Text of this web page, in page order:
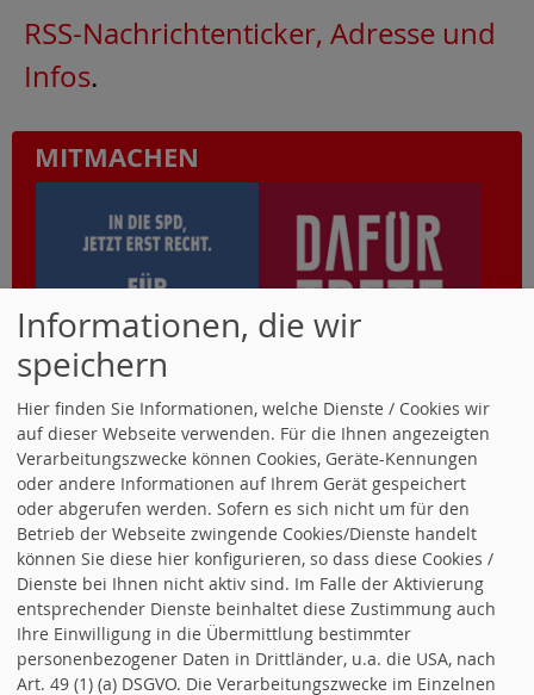
RSS-Nachrichtenticker, Adresse und
Infos.
MITMACHEN
SUCHEN
WIR IM KREIS
Informationen, die wir
speichern
Hier finden Sie Informationen, welche Dienste / Cookies wir
auf dieser Webseite verwenden. Für die Ihnen angezeigten
Verarbeitungszwecke können Cookies, Geräte-Kennungen
oder andere Informationen auf Ihrem Gerät gespeichert
oder abgerufen werden. Sofern es sich nicht um für den
Betrieb der Webseite zwingende Cookies/Dienste handelt
können Sie diese hier konfigurieren, so dass diese Cookies /
Dienste bei Ihnen nicht aktiv sind. Im Falle der Aktivierung
entsprechender Dienste beinhaltet diese Zustimmung auch
Ihre Einwilligung in die Übermittlung bestimmter
personenbezogener Daten in Drittländer, u.a. die USA, nach
Art. 49 (1) (a) DSGVO. Die Verarbeitungszwecke im Einzelnen